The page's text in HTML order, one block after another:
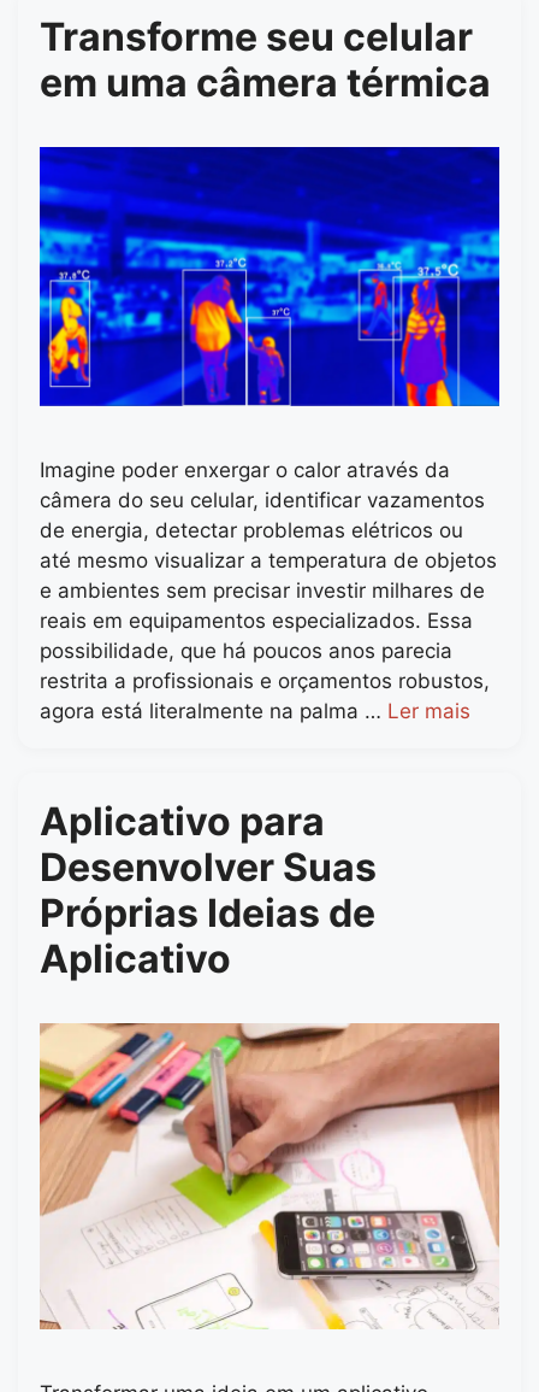
Transforme seu celular
em uma câmera térmica
Imagine poder enxergar o calor através da
câmera do seu celular, identificar vazamentos
de energia, detectar problemas elétricos ou
até mesmo visualizar a temperatura de objetos
e ambientes sem precisar investir milhares de
reais em equipamentos especializados. Essa
possibilidade, que há poucos anos parecia
restrita a profissionais e orçamentos robustos,
agora está literalmente na palma … Ler mais
Aplicativo para
Desenvolver Suas
Próprias Ideias de
Aplicativo